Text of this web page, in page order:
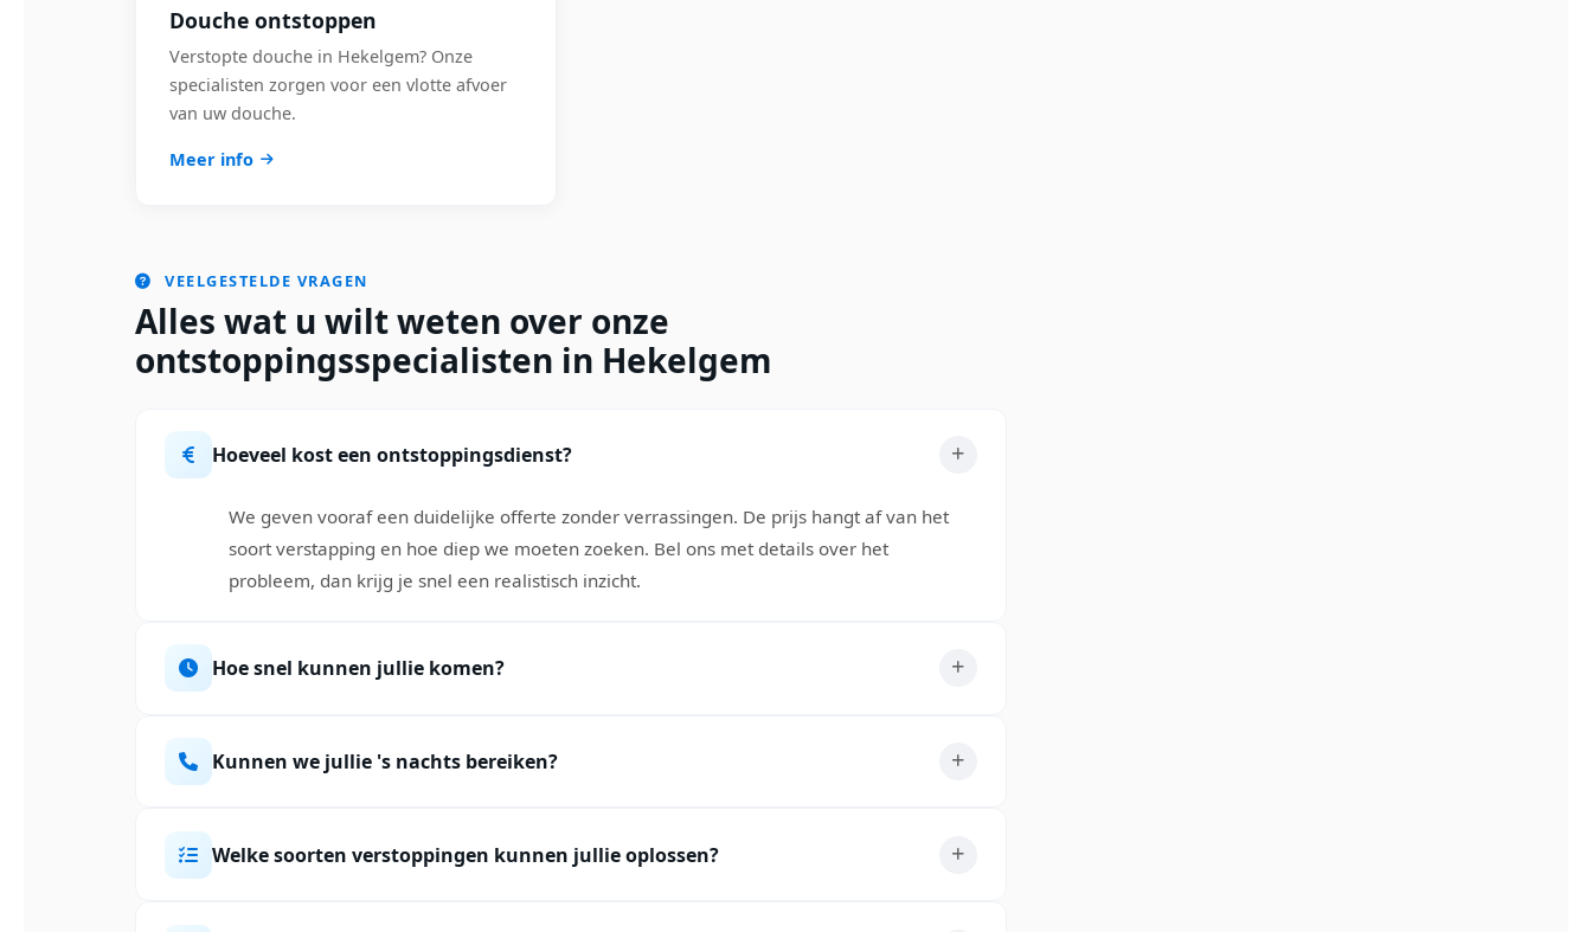
Douche ontstoppen
Verstopte douche in Hekelgem? Onze
specialisten zorgen voor een vlotte afvoer
van uw douche.
Meer info
VEELGESTELDE VRAGEN
Alles wat u wilt weten over onze
ontstoppingsspecialisten in Hekelgem
Hoeveel kost een ontstoppingsdienst?
We geven vooraf een duidelijke offerte zonder verrassingen. De prijs hangt af van het
soort verstapping en hoe diep we moeten zoeken. Bel ons met details over het
probleem, dan krijg je snel een realistisch inzicht.
Hoe snel kunnen jullie komen?
Kunnen we jullie 's nachts bereiken?
Welke soorten verstoppingen kunnen jullie oplossen?